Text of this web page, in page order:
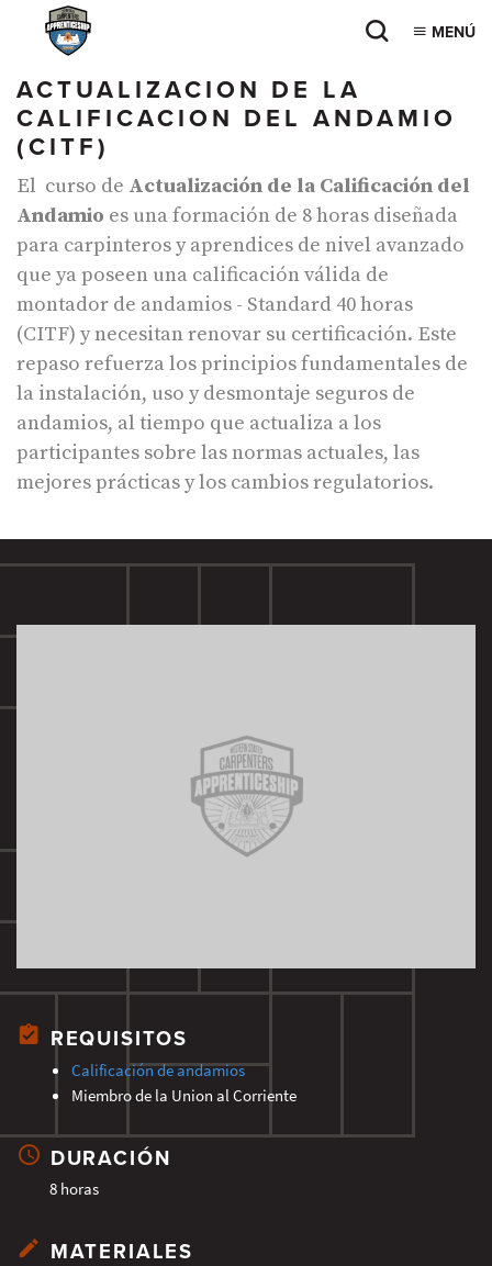
MENÚ
ACTUALIZACION DE LA
CALIFICACION DEL ANDAMIO
(CITF)
El curso de Actualización de la Calificación del
Andamio es una formación de 8 horas diseñada
para carpinteros y aprendices de nivel avanzado
que ya poseen una calificación válida de
montador de andamios - Standard 40 horas
(CITF) y necesitan renovar su certificación. Este
repaso refuerza los principios fundamentales de
la instalación, uso y desmontaje seguros de
andamios, al tiempo que actualiza a los
participantes sobre las normas actuales, las
mejores prácticas y los cambios regulatorios.
REQUISITOS
Calificación de andamios
Miembro de la Union al Corriente
DURACIÓN
8 horas
MATERIALES